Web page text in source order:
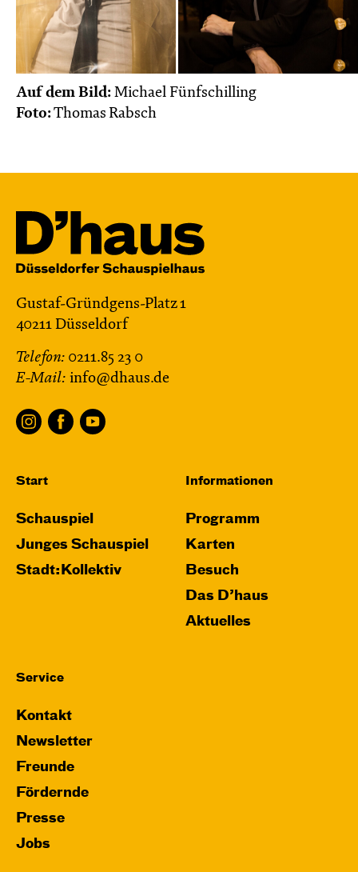
Auf dem Bild: Michael Fünfschilling
Foto:Thomas Rabsch
Gustaf-Gründgens-Platz 1
40211 Düsseldorf
Telefon: 0211.85 23 0
E-Mail: info@dhaus.de
Start
Schauspiel
Junges Schauspiel
Stadt:Kollektiv
Informationen
Programm
Karten
Besuch
Das D’haus
Aktuelles
Service
Kontakt
Newsletter
Freunde
Fördernde
Presse
Jobs